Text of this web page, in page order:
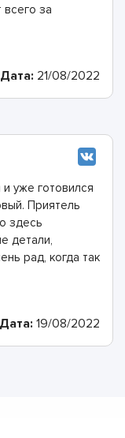
за
Дата: 21/08/2022
уже готовился
Приятель
здесь
детали,
рад, когда так
восстановили
Дата: 19/08/2022